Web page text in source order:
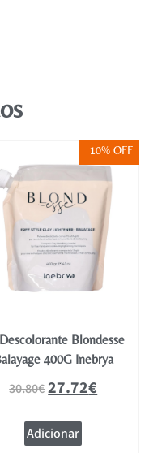
10% OFF
Blondesse
400G Inebrya
30.80€27.72€
Adicionar